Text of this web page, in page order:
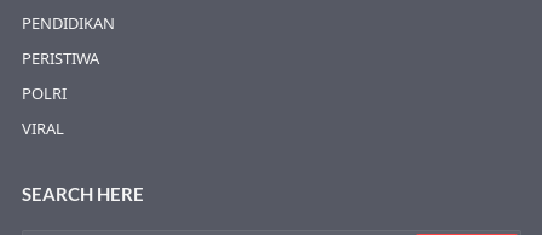
PENDIDIKAN
PERISTIWA
POLRI
VIRAL
SEARCH HERE